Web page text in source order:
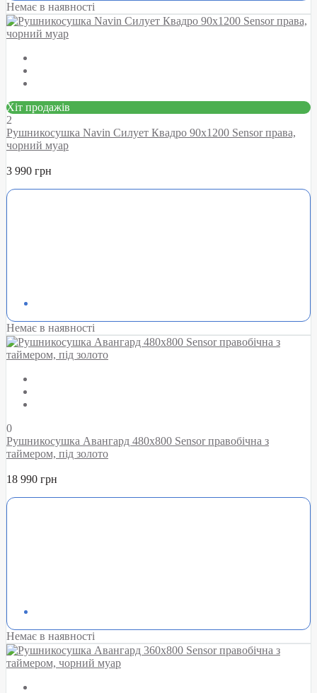
Немає в наявності
Хіт продажів
2
Рушникосушка Navin Силует Квадро 90х1200 Sensor права,
чорний муар
3 990 грн
Немає в наявності
0
Рушникосушка Авангард 480х800 Sensor правобічна з
таймером, під золото
18 990 грн
Немає в наявності